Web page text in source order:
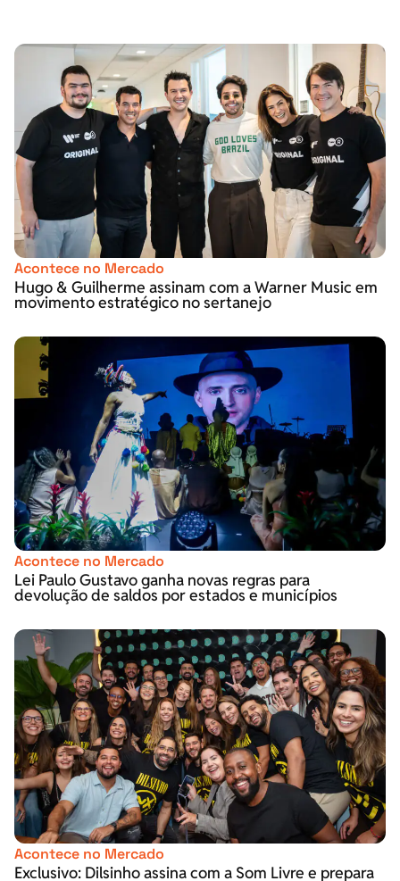
Acontece no Mercado
Hugo & Guilherme assinam com a Warner Music em
movimento estratégico no sertanejo
Acontece no Mercado
Lei Paulo Gustavo ganha novas regras para
devolução de saldos por estados e municípios
Acontece no Mercado
Exclusivo: Dilsinho assina com a Som Livre e prepara